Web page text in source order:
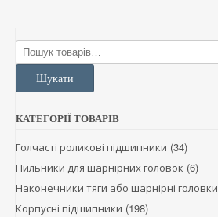
Шукати:
Шукати
КАТЕГОРІЇ ТОВАРІВ
Голчасті роликові підшипники (34)
Пильники для шарнірних головок (6)
Наконечники тяги або шарнірні головки
Корпусні підшипники (198)